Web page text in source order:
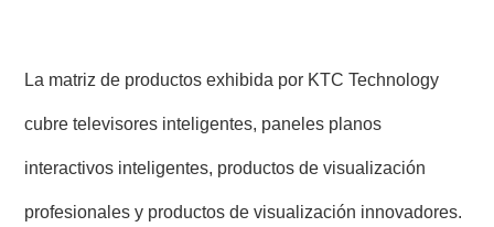
La matriz de productos exhibida por KTC Technology
cubre televisores inteligentes, paneles planos
interactivos inteligentes, productos de visualización
profesionales y productos de visualización innovadores.